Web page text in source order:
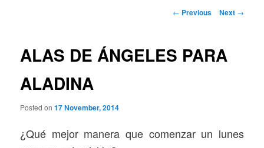
Post
← Previous Next →
ALAS DE ÁNGELES PARA
ALADINA
Posted on17 November, 2014
¿Qué mejor manera que comenzar un lunes